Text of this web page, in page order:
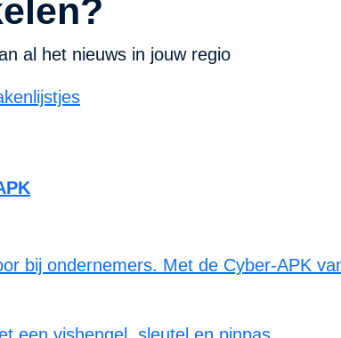
al het nieuws in jouw regio
bij ondernemers. Met de Cyber-APK